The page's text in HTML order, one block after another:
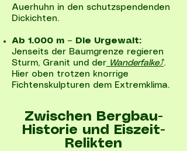
Auerhuhn in den schutzspendenden
Dickichten.
Ab 1.000 m – Die Urgewalt:
Jenseits der Baumgrenze regieren
Sturm, Granit und der Wanderfalke⤴.
Hier oben trotzen knorrige
Fichtenskulpturen dem Extremklima.
Zwischen Bergbau-
Historie und Eiszeit-
Relikten